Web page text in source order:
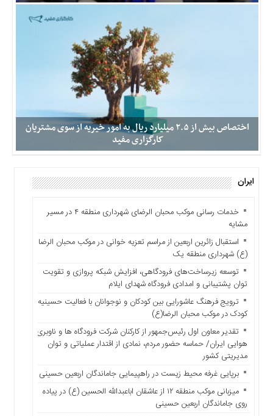
فناوری
آزاد
دسترسی
سریع
پلیس،امنیت
جامعه
اخبار
سایت
اقتصاد زمانه : احسان مرادی مدیرعامل شرکت تامین سرمایه لوتوس
پارسیان در گفت‌وگو با کالاخبر اظهار کرد: رشد بازار مالی بورس کالا تا
سطح بازار فیزیکی، اتفاقی مهم در مسیر توسعه بازار سرمایه است؛
رخدادی که نشان می‌دهد ابزارهای مالی مبتنی بر کالا، جایگاه خود را در
میان سرمایه‌گذاران و فعالان اقتصادی پیدا کرده‌اند. مرادی گفت:
مهم‌ترین عامل این موفقیت، اعتماد سرمایه‌گذاران به بورس کالا و
ابزارهای مالی آن است. اعتمادی که باید
اختصاص بیش از ۲.۵ میلیارد ریال به امور خیریه از سوی مشتریان
کارگزاری مفید
نخست سال جاری از طریق سامانه پلکان مجموعا بیش از ۲.۵ میلیارد
اول دی‌ماه ۱۴۰۴ تا ۳۱ خرداد ۱۴۰۵، در سامانه پلکان (سامانه مشتریان
مفید) ۲۵۹۳۱۴ امتیاز به امور خیریه اختصاص دادند که بر همین اساس
امتیاز) را به حساب موسسات خیریه
ایران
خدمات رسانی موکب محبان الرضای شهرداری منطقه ۴ در مسیر
مشایه
استقبال زائرین اربعین از مراسم تعزیه خوانی در موکب محبان الرضا
(ع) شهرداری منطقه یک
توسعه زیرساخت‌های فرودگاهی، افزایش شبکه پروازی و تقویت
توان پشتیبانی و امدادی فرودگاه شهدای ایلام
ترویج فرهنگ عاشورایی بین کودکان و نوجوانان با فعالیت حسینیه
کودک در موکب محبان الرضا(ع)
تقدیر معاون اول رئیس‌جمهور از کارکنان شرکت فرودگاه ها و ناوبری
هوایی ایران/ حماسه حضور مردم، نمادی از اقتدار عملیاتی و توان
مدیریتی کشور
برپایی غرفه محیط زیست در راهپیمایی جاماندگان اربعین حسینی
میزبانی موکب منطقه ۱۲ از عاشقان اباعبدالله الحسین (ع) در پیاده
روی جاماندگان اربعین حسینی